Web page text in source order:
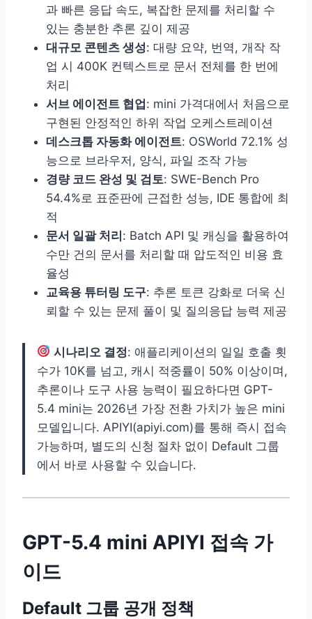
과 빠른 응답 속도, 복잡한 문제를 처리할 수
있는 충분한 추론 깊이 제공
대규모 콘텐츠 생성: 대량 요약, 번역, 개작 작
업 시 400K 컨텍스트로 문서 전체를 한 번에
처리
서브 에이전트 협업: mini 가격대에서 처음으로
구현된 안정적인 하위 작업 오케스트레이션
데스크톱 자동화 에이전트: OSWorld 72.1% 성
능으로 브라우저, 양식, 파일 조작 가능
경량 코드 완성 및 검토: SWE-Bench Pro
54.4%로 표준판에 근접한 성능, IDE 통합에 최
적
문서 일괄 처리: Batch API 및 캐싱을 활용하여
수만 건의 문서를 처리할 때 압도적인 비용 효
율성
교육용 튜터링 도구: 추론 토큰 강화로 더욱 신
뢰할 수 있는 문제 풀이 및 질의응답 능력 제공
시나리오 결정: 애플리케이션의 일일 호출 횟
수가 10K를 넘고, 캐시 적중률이 50% 이상이며,
추론이나 도구 사용 능력이 필요하다면 GPT-
5.4 mini는 2026년 가장 전환 가치가 높은 mini
모델입니다. APIYI(apiyi.com)를 통해 즉시 접속
가능하며, 별도의 신청 절차 없이 Default 그룹
에서 바로 사용할 수 있습니다.
GPT-5.4 mini APIYI 접속 가
이드
Default 그룹 공개 정책